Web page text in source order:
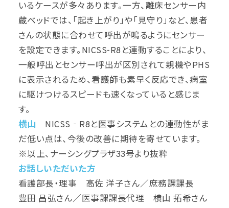
いるケースが多々あります。一方、離床センサー内
蔵ベッドでは、「起き上がり」や「見守り」など、患者
さんの状態に合わせて呼出が鳴るようにセンサー
を設定できます。NICSS-R8と連動することにより、
一般呼出とセンサー呼出が区別されて親機やPHS
に表示されるため、看護師も素早く反応でき、病室
に駆けつけるスピードも速くなっていると感じま
す。
横山 NICSS‐R8と医事システムとの連動性がま
だ低い点は、今後の改善に期待を寄せています。
※以上、ナーシングプラザ33号より抜粋
お話しいただいた方
看護部長・理事 高佐 洋子さん／庶務課課長
豊田 昌弘さん／医事課課長代理 横山 拓希さん